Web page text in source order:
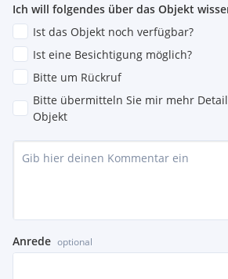
Ich will folgendes über das Objekt
Ist das Objekt noch verfügbar?
Ist eine Besichtigung möglich?
Bitte um Rückruf
Bitte übermitteln Sie mir mehr
Objekt
Anrede optional